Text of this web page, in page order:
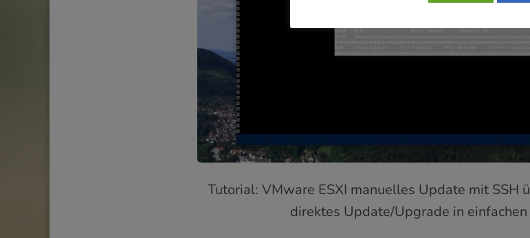
Tutorial: VMware ESXI manuelles Update mit SSH
direktes Update/Upgrade in